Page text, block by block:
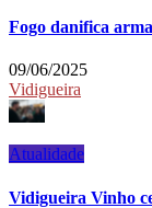
Fogo danifica
09/06/2025
Vidigueira
Atualidade
Vidigueira Vinho